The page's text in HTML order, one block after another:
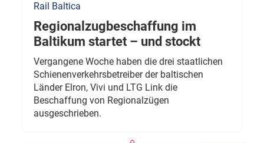
Rail Baltica
Regionalzugbeschaffung im
Baltikum startet – und stockt
Vergangene Woche haben die drei staatlichen
Schienenverkehrsbetreiber der baltischen
Länder Elron, Vivi und LTG Link die
Beschaffung von Regionalzügen
ausgeschrieben.